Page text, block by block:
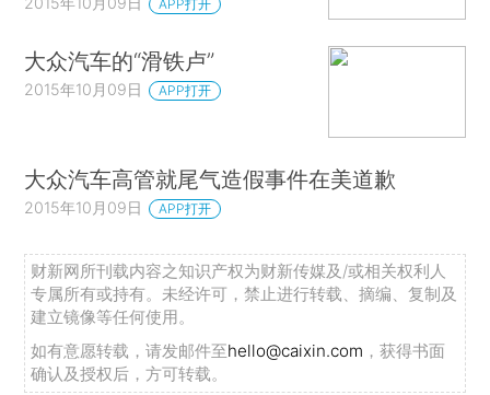
APP打开
大众汽车的“滑铁卢”
2015年10月09日 APP打开
大众汽车高管就尾气造假事件在美道歉
2015年10月09日 APP打开
财新网所刊载内容之知识产权为财新传媒及/或相关权利人
专属所有或持有。未经许可，禁止进行转载、摘编、复制及
建立镜像等任何使用。
如有意愿转载，请发邮件至hello@caixin.com ，获得书面
确认及授权后，方可转载。